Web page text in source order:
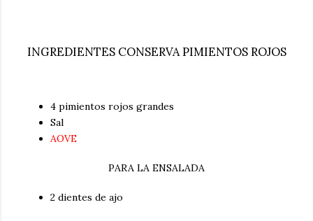
INGREDIENTES CONSERVA PIMIENTOS ROJOS
4 pimientos rojos grandes
Sal
AOVE
PARA LA ENSALADA
2 dientes de ajo